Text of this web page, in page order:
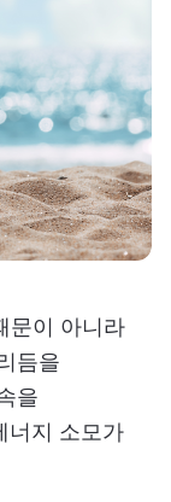
문이 아니라
듬을
을
너지 소모가